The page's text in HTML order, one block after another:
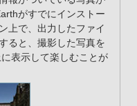
がすでにインストー
上で、出力したファイ
ると、撮影した写真を
表示して楽しむことが